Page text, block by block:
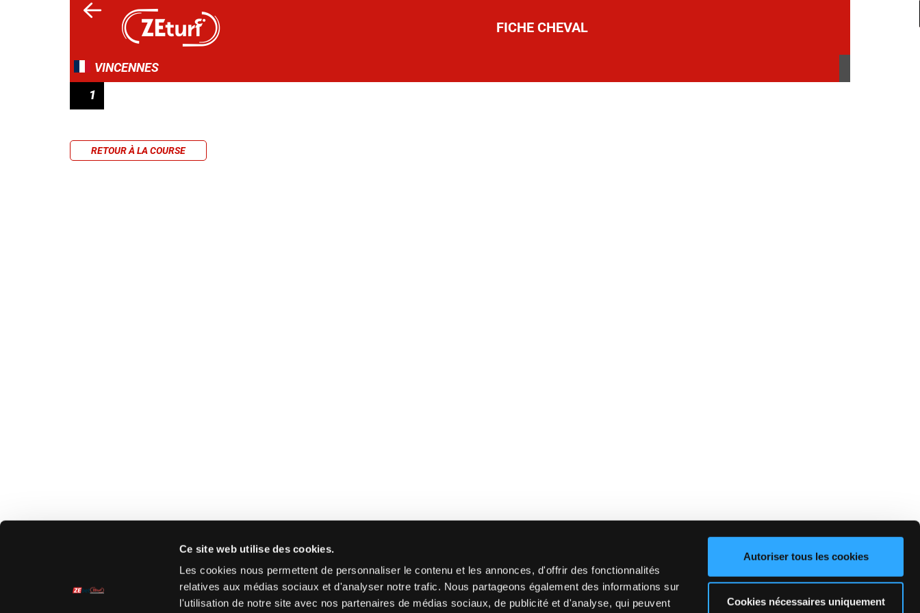
Ce site web utilise des cookies.
Les cookies nous permettent de personnaliser le contenu et les annonces, d'offrir des fonctionnalités
relatives aux médias sociaux et d'analyser notre trafic. Nous partageons également des informations sur
l'utilisation de notre site avec nos partenaires de médias sociaux, de publicité et d'analyse, qui peuvent
Autoriser tous les cookies
Cookies nécessaires uniquement
FICHE CHEVAL
VINCENNES
1
RETOUR À LA COURSE